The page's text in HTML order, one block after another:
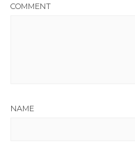
COMMENT
NAME